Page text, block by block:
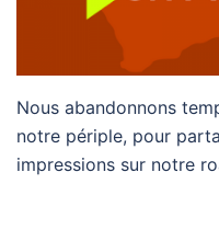
Nous abandonnons
notre périple, pour
impressions sur notre